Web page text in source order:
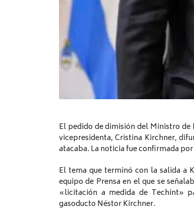
El pedido de dimisión del Ministro
vicepresidenta, Cristina Kirchner,
atacaba. La noticia fue confirmada
El tema que terminó con la salida a
equipo de Prensa en el que se
«licitación a medida de Techint»
gasoducto Néstor Kirchner.